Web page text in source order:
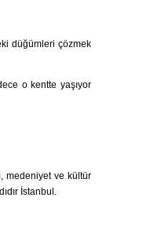
düğümleri çözmek
o kentte yaşıyor
medeniyet ve kültür
İstanbul.